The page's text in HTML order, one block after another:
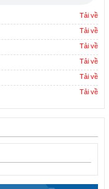
Tải về
Tải về
Tải về
Tải về
Tải về
Tải về